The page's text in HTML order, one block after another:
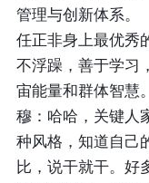
管理与创新体系。
任正非身上最优秀
不浮躁，善于学习
宙能量和群体智慧。
穆：哈哈，关键人
种风格，知道自己
比，说干就干。好